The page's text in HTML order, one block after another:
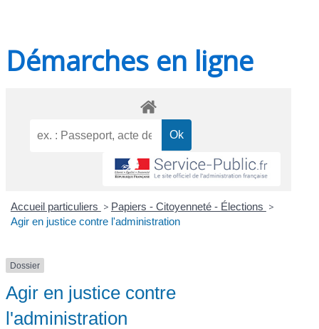
Démarches en ligne
Accueil particuliers > Papiers - Citoyenneté - Élections >
Agir en justice contre l'administration
Dossier
Agir en justice contre
l'administration